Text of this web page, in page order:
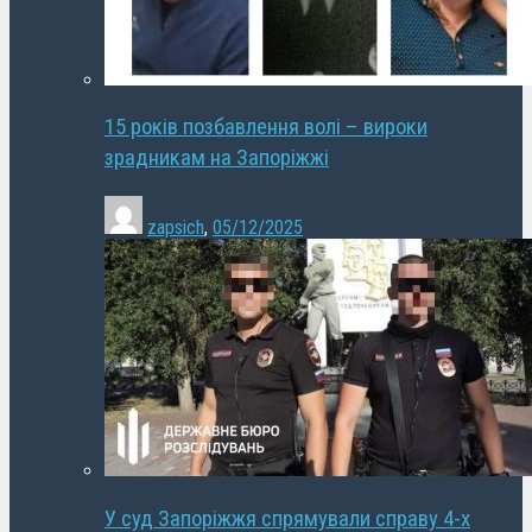
15 років позбавлення волі – вироки
зрадникам на Запоріжжі
zapsich, 05/12/2025
У суд Запоріжжя спрямували справу 4-х